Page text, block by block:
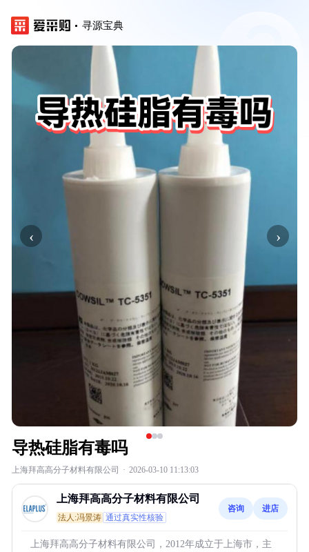
寻源宝典
‹ ›
导热硅脂有毒吗
上海拜高高分子材料有限公司 · 2026-03-10 11:13:03
上海拜高高分子材料有限公司
法人:冯景涛 通过真实性核验
咨询 进店
上海拜高高分子材料有限公司，2012年成立于上海市，主